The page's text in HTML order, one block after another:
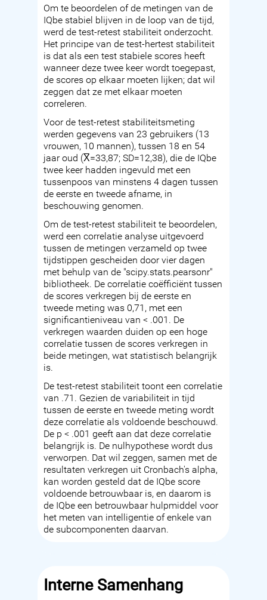
Om te beoordelen of de metingen van de
IQbe stabiel blijven in de loop van de tijd,
werd de test-retest stabiliteit onderzocht.
Het principe van de test-hertest stabiliteit
is dat als een test stabiele scores heeft
wanneer deze twee keer wordt toegepast,
de scores op elkaar moeten lijken; dat wil
zeggen dat ze met elkaar moeten
correleren.
Voor de test-retest stabiliteitsmeting
werden gegevens van 23 gebruikers (13
vrouwen, 10 mannen), tussen 18 en 54
jaar oud (X̅=33,87; SD=12,38), die de IQbe
twee keer hadden ingevuld met een
tussenpoos van minstens 4 dagen tussen
de eerste en tweede afname, in
beschouwing genomen.
Om de test-retest stabiliteit te beoordelen,
werd een correlatie analyse uitgevoerd
tussen de metingen verzameld op twee
tijdstippen gescheiden door vier dagen
met behulp van de "scipy.stats.pearsonr"
bibliotheek. De correlatie coëfficiënt tussen
de scores verkregen bij de eerste en
tweede meting was 0,71, met een
significantieniveau van < .001. De
verkregen waarden duiden op een hoge
correlatie tussen de scores verkregen in
beide metingen, wat statistisch belangrijk
is.
De test-retest stabiliteit toont een correlatie
van .71. Gezien de variabiliteit in tijd
tussen de eerste en tweede meting wordt
deze correlatie als voldoende beschouwd.
De p < .001 geeft aan dat deze correlatie
belangrijk is. De nulhypothese wordt dus
verworpen. Dat wil zeggen, samen met de
resultaten verkregen uit Cronbach's alpha,
kan worden gesteld dat de IQbe score
voldoende betrouwbaar is, en daarom is
de IQbe een betrouwbaar hulpmiddel voor
het meten van intelligentie of enkele van
de subcomponenten daarvan.
Interne Samenhang